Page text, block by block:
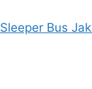
Sleeper Bus